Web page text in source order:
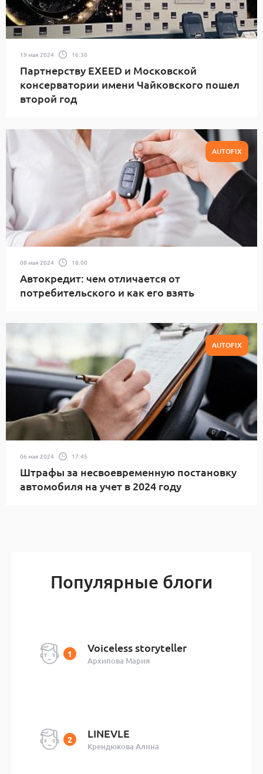
19 мая 2024 16:30
Партнерству EXEED и Московской
консерватории имени Чайковского пошел
второй год
AUTOFIX
08 мая 2024 18:00
Автокредит: чем отличается от
потребительского и как его взять
AUTOFIX
06 мая 2024 17:45
Штрафы за несвоевременную постановку
автомобиля на учет в 2024 году
Популярные блоги
Voiceless storyteller
Архипова Мария
LINEVLE
Крендюкова Алина